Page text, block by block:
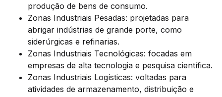
produção de bens de consumo.
Zonas Industriais Pesadas: projetadas para
abrigar indústrias de grande porte, como
siderúrgicas e refinarias.
Zonas Industriais Tecnológicas: focadas em
empresas de alta tecnologia e pesquisa científica.
Zonas Industriais Logísticas: voltadas para
atividades de armazenamento, distribuição e